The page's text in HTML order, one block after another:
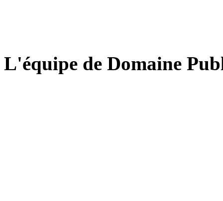
L'équipe de Domaine